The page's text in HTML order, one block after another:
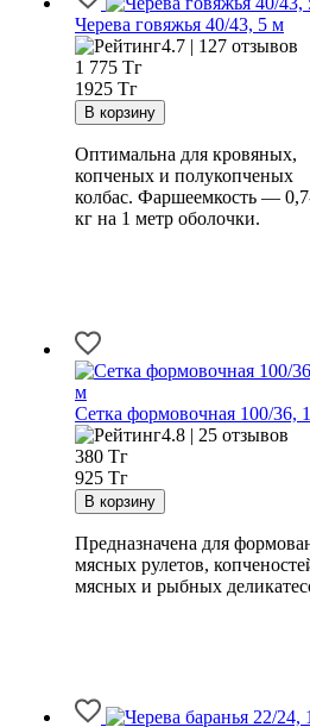
Черева говяжья 40/43, 5 м
4.7 | 127 отзывов
1 775 Тг
1925 Тг
Оптимальна для кровяных,
копченых и полукопченых
колбас. Фаршеемкость —
кг на 1 метр оболочки.
Сетка формовочная 100/36,
4.8 | 25 отзывов
380 Тг
925 Тг
Предназначена для
мясных рулетов,
мясных и рыбных